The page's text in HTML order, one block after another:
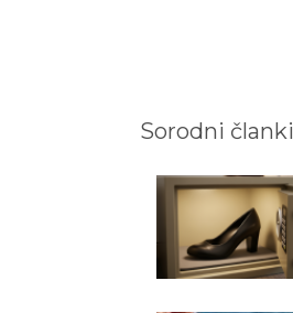
Sorodni članki